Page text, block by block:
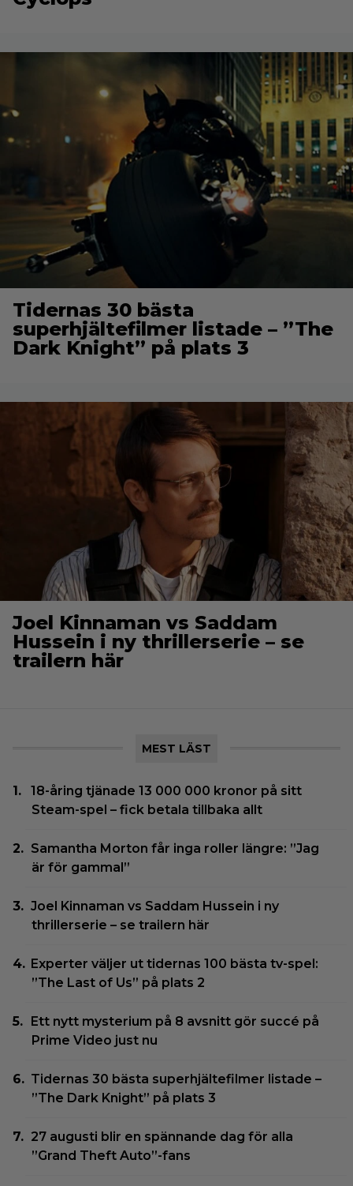
Tidernas 30 bästa
superhjältefilmer listade – ”The
Dark Knight” på plats 3
Joel Kinnaman vs Saddam
Hussein i ny thrillerserie – se
trailern här
MEST LÄST
18-åring tjänade 13 000 000 kronor på sitt
Steam-spel – fick betala tillbaka allt
Samantha Morton får inga roller längre: ”Jag
är för gammal”
Joel Kinnaman vs Saddam Hussein i ny
thrillerserie – se trailern här
Experter väljer ut tidernas 100 bästa tv-spel:
”The Last of Us” på plats 2
Ett nytt mysterium på 8 avsnitt gör succé på
Prime Video just nu
Tidernas 30 bästa superhjältefilmer listade –
”The Dark Knight” på plats 3
27 augusti blir en spännande dag för alla
”Grand Theft Auto”-fans